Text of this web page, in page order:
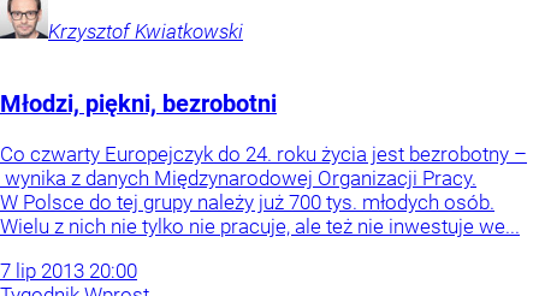
Krzysztof Kwiatkowski
Młodzi, piękni, bezrobotni
Co czwarty Europejczyk do 24. roku życia jest bezrobotny –
wynika z danych Międzynarodowej Organizacji Pracy.
W Polsce do tej grupy należy już 700 tys. młodych osób.
Wielu z nich nie tylko nie pracuje, ale też nie inwestuje we...
7 lip 2013 20:00